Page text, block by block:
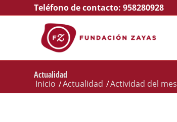
Teléfono de contacto: 958280928
Actualidad
Inicio /Actualidad /Actividad del mes